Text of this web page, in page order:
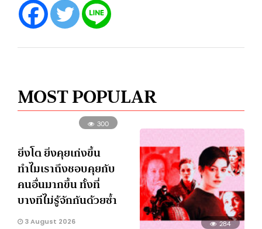
MOST POPULAR
300
ยิ่งโต ยิ่งคุยเก่งขึ้น
ทำไมเราถึงชอบคุยกับ
คนอื่นมากขึ้น ทั้งที่
บางทีไม่รู้จักกันด้วยซ้ำ
3 August 2026 284